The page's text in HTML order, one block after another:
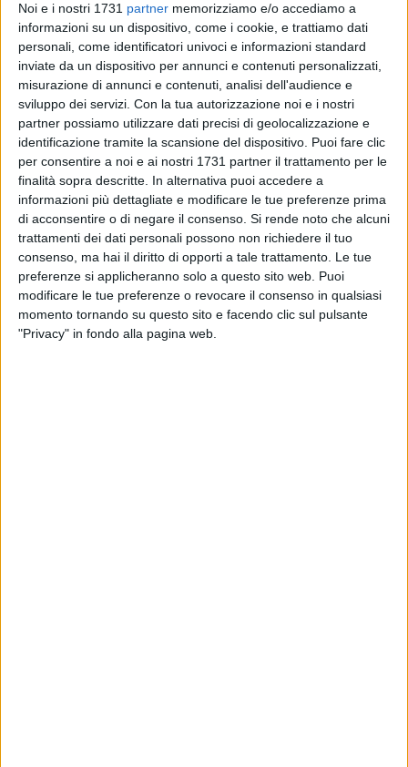
Noi e i nostri 1731 partner memorizziamo e/o accediamo a
informazioni su un dispositivo, come i cookie, e trattiamo dati
personali, come identificatori univoci e informazioni standard
inviate da un dispositivo per annunci e contenuti personalizzati,
misurazione di annunci e contenuti, analisi dell'audience e
sviluppo dei servizi. Con la tua autorizzazione noi e i nostri
partner possiamo utilizzare dati precisi di geolocalizzazione e
identificazione tramite la scansione del dispositivo. Puoi fare clic
per consentire a noi e ai nostri 1731 partner il trattamento per le
finalità sopra descritte. In alternativa puoi accedere a
informazioni più dettagliate e modificare le tue preferenze prima
di acconsentire o di negare il consenso. Si rende noto che alcuni
trattamenti dei dati personali possono non richiedere il tuo
consenso, ma hai il diritto di opporti a tale trattamento. Le tue
preferenze si applicheranno solo a questo sito web. Puoi
modificare le tue preferenze o revocare il consenso in qualsiasi
momento tornando su questo sito e facendo clic sul pulsante
"Privacy" in fondo alla pagina web.
La solennità dell'Immacolata Concezione rappresenta un
momento chiave nel cammino dell'Avvento, segnato
dall'accensione dei tradizionali falò la sera del 7 dicembre,
Vigilia della festa. Questa pratica, profondamente radicata
nella vita culturale e spirituale di Bisceglie, continua a essere
un'occasione di aggregazione per l'intera comunità.
Sul piano cristiano, il fuoco acceso richiama l'immagine
della Madonna che asciuga i panni del Bambino Gesù,
mentre in una prospettiva più ampia incarna il tema della
purificazione e del rinnovamento ciclico della natura. Molte
parrocchie di Bisceglie hanno saputo preservare questo
antico rito, che, nella sua semplicità, continua a esercitare un
fascino intramontabile, celebrando la tradizione con uno
spirito che unisce fede e cultura popolare.